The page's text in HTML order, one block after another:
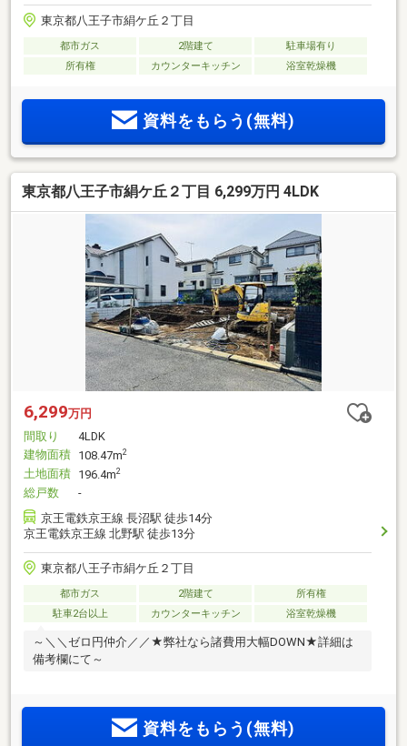
東京都八王子市絹ケ丘２丁目
都市ガス 2階建て
駐車場有り
所有権
カウンターキッチン 浴室乾燥機
資料をもらう(無料)
東京都八王子市絹ケ丘２丁目 6,299万円 4LDK
6,299万円
間取り
4LDK
建物面積 108.47m2
土地面積 196.4m2
総戸数
-
京王電鉄京王線 長沼駅 徒歩14分
京王電鉄京王線 北野駅 徒歩13分
東京都八王子市絹ケ丘２丁目
都市ガス 2階建て
所有権
駐車2台以上
カウンターキッチン 浴室乾燥機
～＼＼ゼロ円仲介／／★弊社なら諸費用大幅DOWN★詳細は
備考欄にて～
資料をもらう(無料)